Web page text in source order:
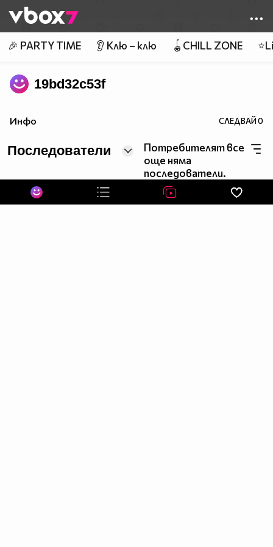
👾
🎉 PARTY TIME 👂 Клю – клю 🪀CHILL ZONE
19bd32c53f
Инфо СЛЕДВАЙ0
Последователи
Потребителят все
още няма
последователи.